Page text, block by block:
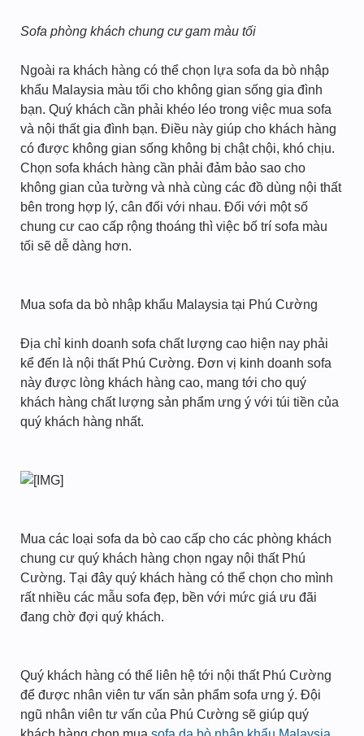
Sofa phòng khách chung cư gam màu tối
Ngoài ra khách hàng có thể chọn lựa sofa da bò nhập
khẩu Malaysia màu tối cho không gian sống gia đình
bạn. Quý khách cần phải khéo léo trong việc mua sofa
và nội thất gia đình bạn. Điều này giúp cho khách hàng
có được không gian sống không bị chật chội, khó chịu.
Chọn sofa khách hàng cần phải đảm bảo sao cho
không gian của tường và nhà cùng các đồ dùng nội thất
bên trong hợp lý, cân đối với nhau. Đối với một số
chung cư cao cấp rộng thoáng thì việc bố trí sofa màu
tối sẽ dễ dàng hơn.
Mua sofa da bò nhập khẩu Malaysia tại Phú Cường
Địa chỉ kinh doanh sofa chất lượng cao hiện nay phải
kể đến là nội thất Phú Cường. Đơn vị kinh doanh sofa
này được lòng khách hàng cao, mang tới cho quý
khách hàng chất lượng sản phẩm ưng ý với túi tiền của
quý khách hàng nhất.
Mua các loại sofa da bò cao cấp cho các phòng khách
chung cư quý khách hàng chọn ngay nội thất Phú
Cường. Tại đây quý khách hàng có thể chọn cho mình
rất nhiều các mẫu sofa đẹp, bền với mức giá ưu đãi
đang chờ đợi quý khách.
Quý khách hàng có thể liên hệ tới nội thất Phú Cường
để được nhân viên tư vấn sản phẩm sofa ưng ý. Đội
ngũ nhân viên tư vấn của Phú Cường sẽ giúp quý